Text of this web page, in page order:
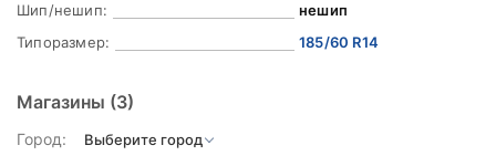
Шип/нешип:
нешип
Типоразмер:
185/60 R14
Магазины (3)
Город: